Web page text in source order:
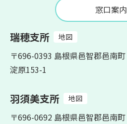
窓口案内
瑞穂支所 地図
〒696-0393 島根県邑智郡邑南町
淀原153-1
羽須美支所 地図
〒696-0692 島根県邑智郡邑南町